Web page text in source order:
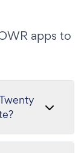
apps to